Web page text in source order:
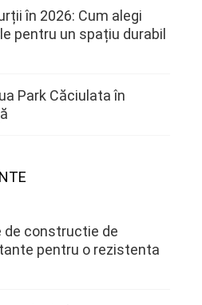
în 2026: Cum alegi
pentru un spațiu durabil
Park Căciulata în
de constructie de
pentru o rezistenta